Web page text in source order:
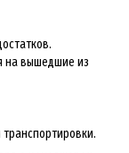
на вышедшие из